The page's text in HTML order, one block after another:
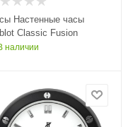
Настенные часы
Classic Fusion
наличии